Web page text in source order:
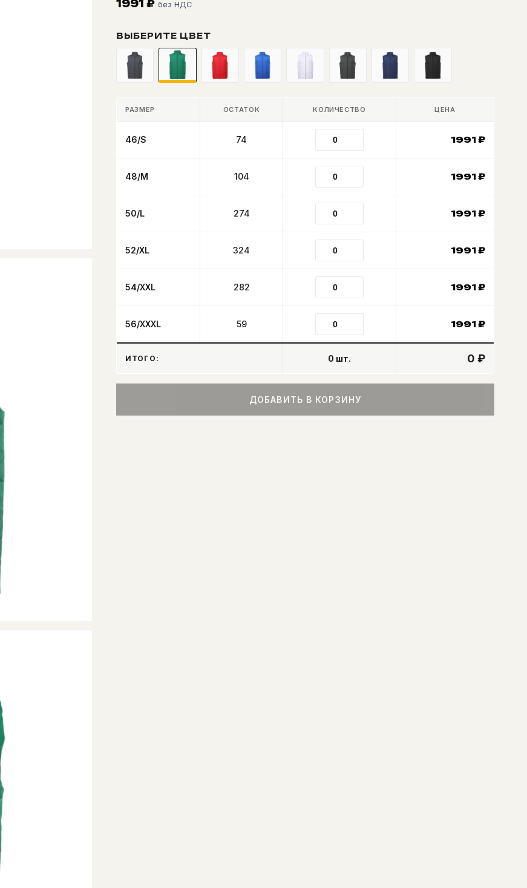
1991 ₽ без НДС
ВЫБЕРИТЕ ЦВЕТ
РАЗМЕР ОСТАТОК КОЛИЧЕСТВО ЦЕНА
46/S 74 1991₽
48/M 104 1991₽
50/L 274 1991₽
52/XL 324 1991₽
54/XXL 282 1991₽
56/XXXL 59 1991₽
ИТОГО: 0 шт. 0 ₽
ДОБАВИТЬ В КОРЗИНУ